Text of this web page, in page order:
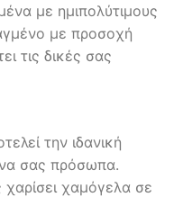
με ημιπολύτιμους
με προσοχή
τις δικές σας
την ιδανική
σας πρόσωπα.
χαμόγελα σε